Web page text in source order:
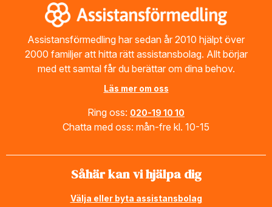
Assistansförmedling har sedan år 2010 hjälpt över
2000 familjer att hitta rätt assistansbolag. Allt börjar
med ett samtal får du berättar om dina behov.
Läs mer om oss
Ring oss: 020-19 10 10
Chatta med oss: mån-fre kl. 10-15
Såhär kan vi hjälpa dig
Välja eller byta assistansbolag